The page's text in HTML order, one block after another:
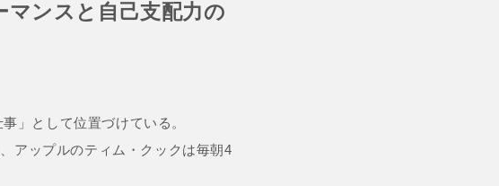
ンスと自己支配力の
」として位置づけている。
アップルのティム・クックは毎朝4